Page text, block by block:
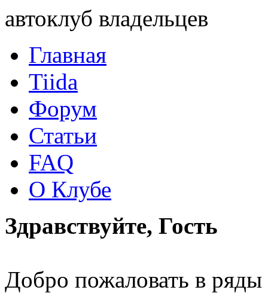
автоклуб владельцев
Главная
Tiida
Форум
Статьи
FAQ
О Клубе
Здравствуйте, Гость
Добро пожаловать в ряды